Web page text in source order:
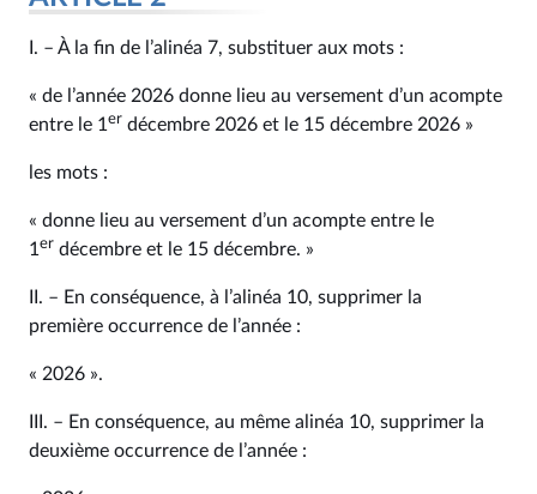
I. – À la fin de l’alinéa 7, substituer aux mots :
« de l’année 2026 donne lieu au versement d’un acompte
entre le 1 er décembre 2026 et le 15 décembre 2026 »
les mots :
« donne lieu au versement d’un acompte entre le
1 er décembre et le 15 décembre. »
II. – En conséquence, à l’alinéa 10, supprimer la
première occurrence de l’année :
« 2026 ».
III. – En conséquence, au même alinéa 10, supprimer la
deuxième occurrence de l’année :